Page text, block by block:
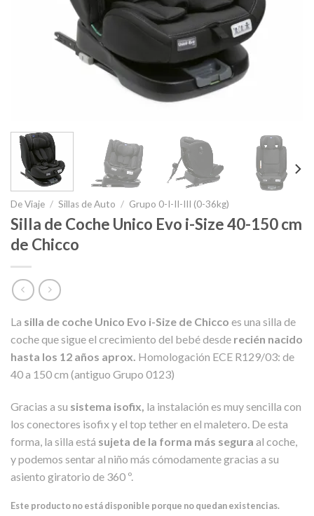
De Viaje / Sillas de Auto / Grupo 0-I-II-III (0-36kg)
Silla de Coche Unico Evo i-Size 40-150 cm
de Chicco
La silla de coche Unico Evo i-Size de Chicco es una silla de
coche que sigue el crecimiento del bebé desde recién nacido
hasta los 12 años aprox. Homologación ECE R129/03: de
40 a 150 cm (antiguo Grupo 0123)
Gracias a su sistema isofix, la instalación es muy sencilla con
los conectores isofix y el top tether en el maletero. De esta
forma, la silla está sujeta de la forma más segura al coche,
y podemos sentar al niño más cómodamente gracias a su
asiento giratorio de 360 º.
Este producto no está disponible porque no quedan existencias.